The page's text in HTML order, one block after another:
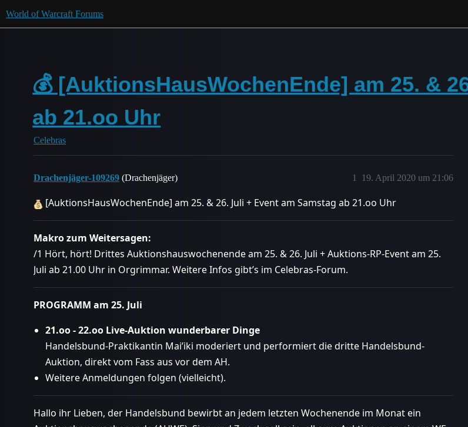
World of Warcraft Forums
💰 [AuktionsHausWochenEnde] am 25. &
ab 21.oo Uhr
Celebras
Drachenjäger-109269 (Drachenjäger) 19. April 2020 um 21:06
1
[AuktionsHausWochenEnde] am 25. & 26. Juli + Event am Samstag ab 21.oo Uhr
Makro zum Weitersagen:
/1 Hört, hört! Drittes Auktionshauswochenende am 25. & 26. Juli + Auktions-RP-Event am 25.
Juli ab 21.00 Uhr in Orgrimmar. Weitere Infos gibt’s im Celebras-Forum.
PROGRAMM am 25. Juli
21.oo - 22.oo Live-Auktion wunderbarer Dinge
Handelsbund-Praktikantin Mai’iki moderiert und performiert die dritte Handelsbund-
Auktion, direkt vom Fass aus vor dem AH.
Weitere Anmeldungen folgen (vielleicht).
Hallo ihr Lieben, der Handelsbund bewirbt an jedem letzten Wochenende im Monat ein